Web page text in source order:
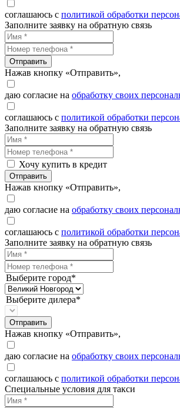
соглашаюсь с политикой обработки
Заполните заявку на обратную связь
Отправить
Нажав кнопку «Отправить»,
даю согласие на обработку своих
соглашаюсь с политикой обработки
Заполните заявку на обратную связь
Хочу купить в кредит
Отправить
Нажав кнопку «Отправить»,
даю согласие на обработку своих
соглашаюсь с политикой обработки
Заполните заявку на обратную связь
Выберите город*
Выберите дилера*
Отправить
Нажав кнопку «Отправить»,
даю согласие на обработку своих
соглашаюсь с политикой обработки
Специальные условия для такси